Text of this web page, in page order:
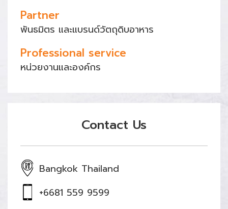
Partner
พันธมิตร และแบรนด์วัตถุดิบอาหาร
Professional service
หน่วยงานและองค์กร
Contact Us
Bangkok Thailand
+6681 559 9599